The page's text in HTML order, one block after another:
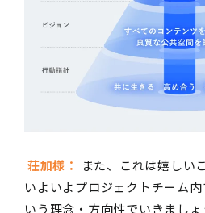
荘加様：
また、これは嬉しい
いよいよプロジェクトチーム
いう理念・方向性でいきまし